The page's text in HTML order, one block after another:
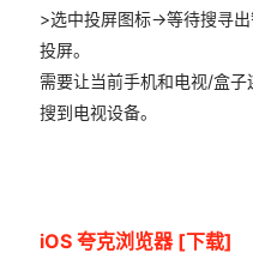
>选中投屏图标->等待搜寻
投屏。
需要让当前手机和电视/盒
搜到电视设备。
iOS 夸克浏览器 [下载]